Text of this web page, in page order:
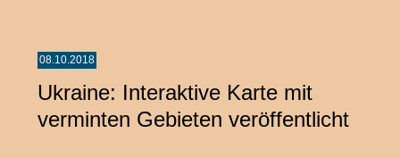
08.10.2018
Ukraine: Interaktive Karte mit
verminten Gebieten veröffentlicht